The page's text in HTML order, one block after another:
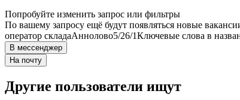
Попробуйте изменить запрос или фильтры
По вашему запросу ещё будут появляться новые
оператор складаАннолово5/26/1Ключевые слова в
В мессенджер
На почту
Другие пользователи ищут